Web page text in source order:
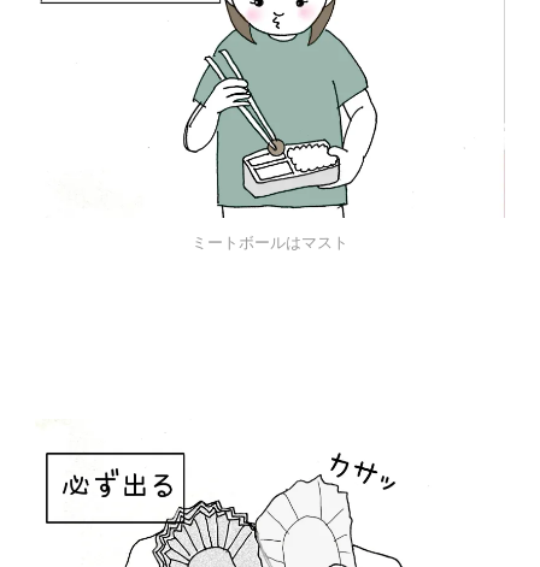
ミートボールはマスト